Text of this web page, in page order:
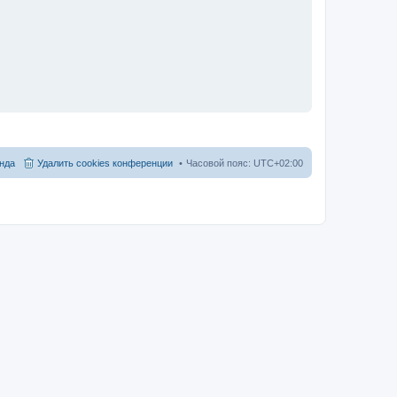
Часовой пояс: UTC+02:00
Удалить cookies конференции